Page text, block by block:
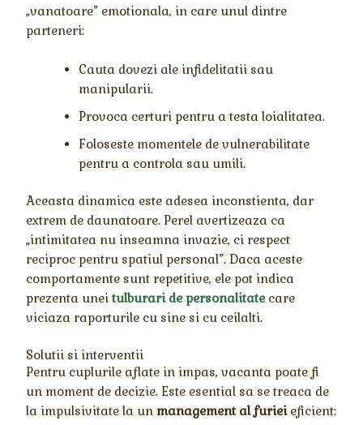
„vanatoare” emotionala, in care unul dintre
parteneri:
Cauta dovezi ale infidelitatii sau
manipularii.
Provoca certuri pentru a testa loialitatea.
Foloseste momentele de vulnerabilitate
pentru a controla sau umili.
Aceasta dinamica este adesea inconstienta, dar
extrem de daunatoare. Perel avertizeaza ca
„intimitatea nu inseamna invazie, ci respect
reciproc pentru spatiul personal”. Daca aceste
comportamente sunt repetitive, ele pot indica
prezenta uneitulburari de personalitatecare
viciaza raporturile cu sine si cu ceilalti.
Solutii si interventii
Pentru cuplurile aflate in impas, vacanta poate fi
un moment de decizie. Este esential sa se treaca de
la impulsivitate la un management al furieieficient: